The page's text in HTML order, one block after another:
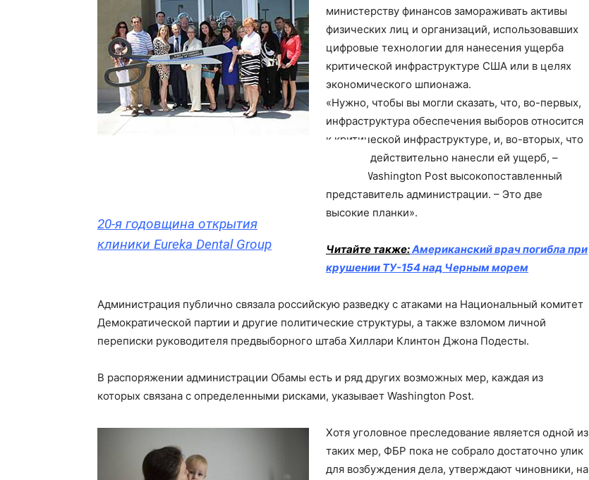
20-я годовщина открытия
клиники Eureka Dental Group
министерству финансов замораживать активы
физических лиц и организаций, использовавших
цифровые технологии для нанесения ущерба
критической инфраструктуре США или в целях
экономического шпионажа.
«Нужно, чтобы вы могли сказать, что, во-первых,
инфраструктура обеспечения выборов относится
к критической инфраструктуре, и, во-вторых, что
русские действительно нанесли ей ущерб, –
заявил Washington Post высокопоставленный
представитель администрации. – Это две
высокие планки».
Читайте также:Американский врач погибла при
крушении ТУ-154 над Черным морем
Администрация публично связала российскую разведку с атаками на Национальный комитет
Демократической партии и другие политические структуры, а также взломом личной
переписки руководителя предвыборного штаба Хиллари Клинтон Джона Подесты.
В распоряжении администрации Обамы есть и ряд других возможных мер, каждая из
которых связана с определенными рисками, указывает Washington Post.
Хотя уголовное преследование является одной из
таких мер, ФБР пока не собрало достаточно улик
для возбуждения дела, утверждают чиновники, на